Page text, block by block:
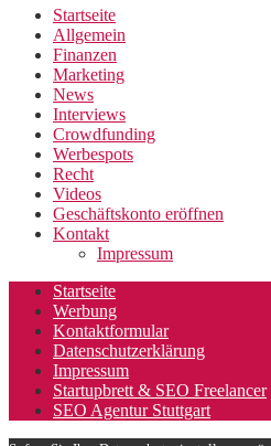
Startseite
Allgemein
Finanzen
Marketing
News
Interviews
Crowdfunding
Werbespots
Recht
Videos
Geschäftskonto eröffnen
Kontakt
Impressum
Startseite
Werbung
Kontaktformular
Datenschutzerklärung
Impressum
Startupbrett & SEO Freelancer
SEO Agentur Stuttgart